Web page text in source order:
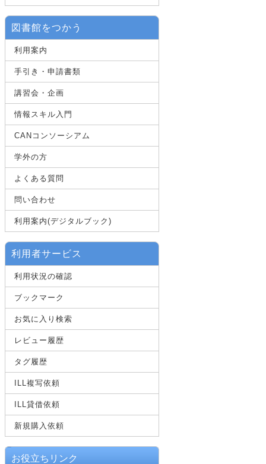
図書館をつかう
利用案内
手引き・申請書類
講習会・企画
情報スキル入門
CANコンソーシアム
学外の方
よくある質問
問い合わせ
利用案内(デジタルブック)
利用者サービス
利用状況の確認
ブックマーク
お気に入り検索
レビュー履歴
タグ履歴
ILL複写依頼
ILL貸借依頼
新規購入依頼
お役立ちリンク